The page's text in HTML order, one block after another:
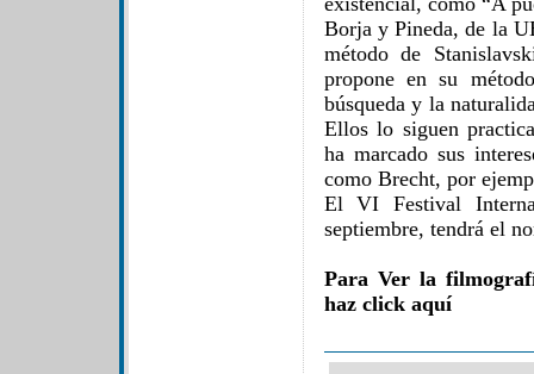
Borja y Pineda, de la
método de
propone en su
búsqueda y la
Ellos lo siguen
ha marcado sus
como Brecht, por
El VI Festival
septiembre, tendrá el
Para Ver la
haz click aquí